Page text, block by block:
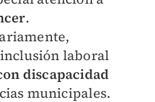
.
laboral
discapacidad
municipales.